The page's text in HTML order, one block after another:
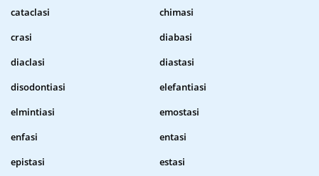
cataclasi
chimasi
crasi
diabasi
diaclasi
diastasi
disodontiasi
elefantiasi
elmintiasi
emostasi
enfasi
entasi
epistasi
estasi